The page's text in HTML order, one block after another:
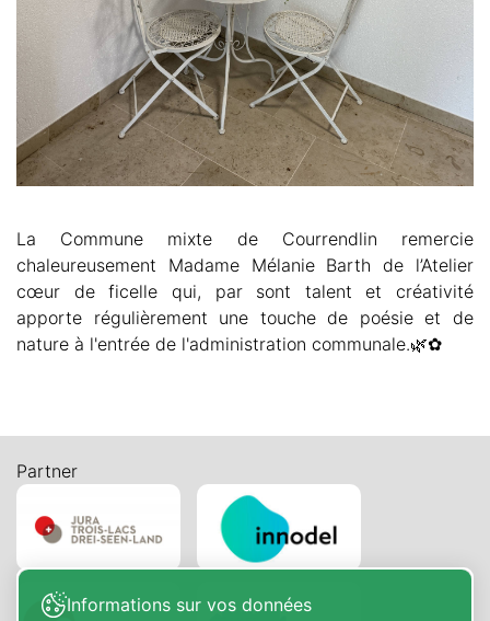
La Commune mixte de Courrendlin remercie
chaleureusement Madame Mélanie Barth de l’Atelier
cœur de ficelle qui, par sont talent et créativité
apporte régulièrement une touche de poésie et de
nature à l'entrée de l'administration communale.🌿✿
Partner
Informations sur vos données